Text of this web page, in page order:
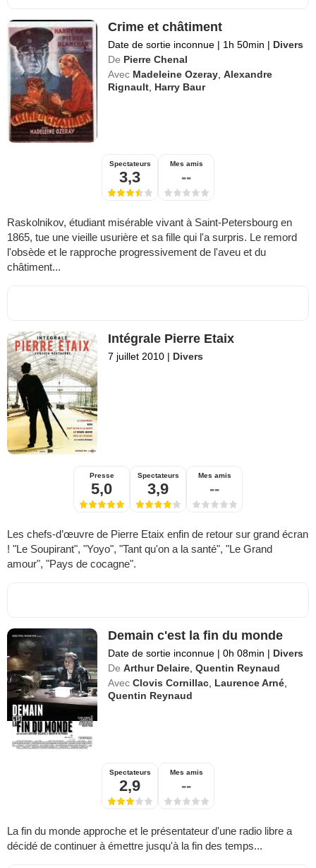
Crime et châtiment
Date de sortie inconnue | 1h 50min | Divers
De Pierre Chenal
Avec Madeleine Ozeray,Alexandre
Rignault, Harry Baur
Spectateurs
3,3
Mes amis
--
Raskolnikov, étudiant misérable vivant à Saint-Petersbourg en
1865, tue une vieille usurière et sa fille qui l'a surpris. Le remord
l'obsède et le rapproche progressivement de l'aveu et du
châtiment...
Intégrale Pierre Etaix
7 juillet 2010 | Divers
Presse
5,0
Spectateurs
3,9
Mes amis
--
Les chefs-d’œuvre de Pierre Etaix enfin de retour sur grand écran
! "Le Soupirant", "Yoyo", "Tant qu'on a la santé", "Le Grand
amour", "Pays de cocagne".
Demain c'est la fin du monde
Date de sortie inconnue | 0h 08min | Divers
De Arthur Delaire,Quentin Reynaud
Avec Clovis Cornillac, Laurence Arné,
Quentin Reynaud
Spectateurs
2,9
Mes amis
--
La fin du monde approche et le présentateur d'une radio libre a
décidé de continuer à émettre jusqu'à la fin des temps...